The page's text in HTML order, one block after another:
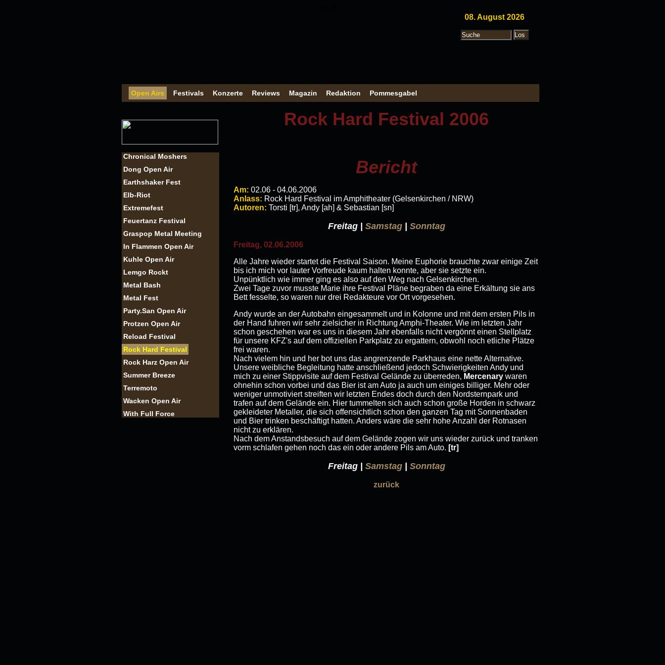
08. August 2026
Open Airs Festivals Konzerte Reviews Magazin Redaktion Pommesgabel
Rock Hard Festival 2006
Chronical Moshers
Dong Open Air
Earthshaker Fest
Elb-Riot
Extremefest
Feuertanz Festival
Graspop Metal Meeting
In Flammen Open Air
Kuhle Open Air
Lemgo Rockt
Metal Bash
Metal Fest
Party.San Open Air
Protzen Open Air
Reload Festival
Rock Hard Festival
Rock Harz Open Air
Summer Breeze
Terremoto
Wacken Open Air
With Full Force
Bericht
Am: 02.06 - 04.06.2006
Anlass: Rock Hard Festival im Amphitheater (Gelsenkirchen / NRW)
Autoren: Torsti [tr], Andy [ah] & Sebastian [sn]
Freitag | Samstag| Sonntag
Freitag, 02.06.2006
Alle Jahre wieder startet die Festival Saison. Meine Euphorie brauchte zwar einige Zeit
bis ich mich vor lauter Vorfreude kaum halten konnte, aber sie setzte ein.
Unpünktlich wie immer ging es also auf den Weg nach Gelsenkirchen.
Zwei Tage zuvor musste Marie ihre Festival Pläne begraben da eine Erkältung sie ans
Bett fesselte, so waren nur drei Redakteure vor Ort vorgesehen.
Andy wurde an der Autobahn eingesammelt und in Kolonne und mit dem ersten Pils in
der Hand fuhren wir sehr zielsicher in Richtung Amphi-Theater. Wie im letzten Jahr
schon geschehen war es uns in diesem Jahr ebenfalls nicht vergönnt einen Stellplatz
für unsere KFZ's auf dem offiziellen Parkplatz zu ergattern, obwohl noch etliche Plätze
frei waren.
Nach vielem hin und her bot uns das angrenzende Parkhaus eine nette Alternative.
Unsere weibliche Begleitung hatte anschließend jedoch Schwierigkeiten Andy und
mich zu einer Stippvisite auf dem Festival Gelände zu überreden, Mercenary waren
ohnehin schon vorbei und das Bier ist am Auto ja auch um einiges billiger. Mehr oder
weniger unmotiviert streiften wir letzten Endes doch durch den Nordsternpark und
trafen auf dem Gelände ein. Hier tummelten sich auch schon große Horden in schwarz
gekleideter Metaller, die sich offensichtlich schon den ganzen Tag mit Sonnenbaden
und Bier trinken beschäftigt hatten. Anders wäre die sehr hohe Anzahl der Rotnasen
nicht zu erklären.
Nach dem Anstandsbesuch auf dem Gelände zogen wir uns wieder zurück und tranken
vorm schlafen gehen noch das ein oder andere Pils am Auto. [tr]
Freitag | Samstag| Sonntag
zurück